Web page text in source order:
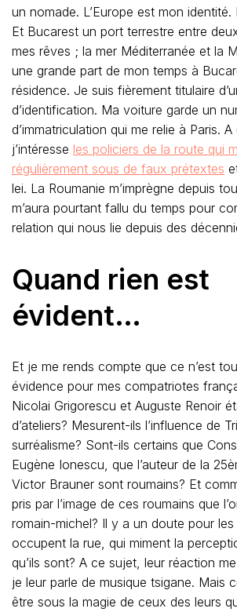
un nomade. L’Europe est mon identité.
Et Bucarest un port terrestre entre
mes rêves ; la mer Méditerranée et la
une grande part de mon temps à
résidence. Je suis fièrement titulaire
d’identification. Ma voiture garde un
d’immatriculation qui me relie à Paris. A
j’intéresse les policiers de la route qui
régulièrement sous de faux prétextes
lei. La Roumanie m’imprègne depuis
m’aura pourtant fallu du temps pour
relation qui nous lie depuis des
Quand rien est
évident…
Et je me rends compte que ce n’est
évidence pour mes compatriotes
Nicolai Grigorescu et Auguste Renoir
d’ateliers? Mesurent-ils l’influence de
surréalisme? Sont-ils certains que
Eugène Ionescu, que l’auteur de la
Victor Brauner sont roumains? Et
pris par l’image de ces roumains que
romain-michel? Il y a un doute pour
occupent la rue, qui miment la
qu’ils sont? A ce sujet, leur réaction
je leur parle de musique tsigane. Mais
être sous la magie de ceux des leurs